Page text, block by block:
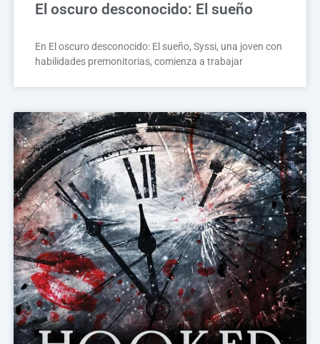
El oscuro desconocido: El sueño
En El oscuro desconocido: El sueño, Syssi, una joven con
habilidades premonitorias, comienza a trabajar